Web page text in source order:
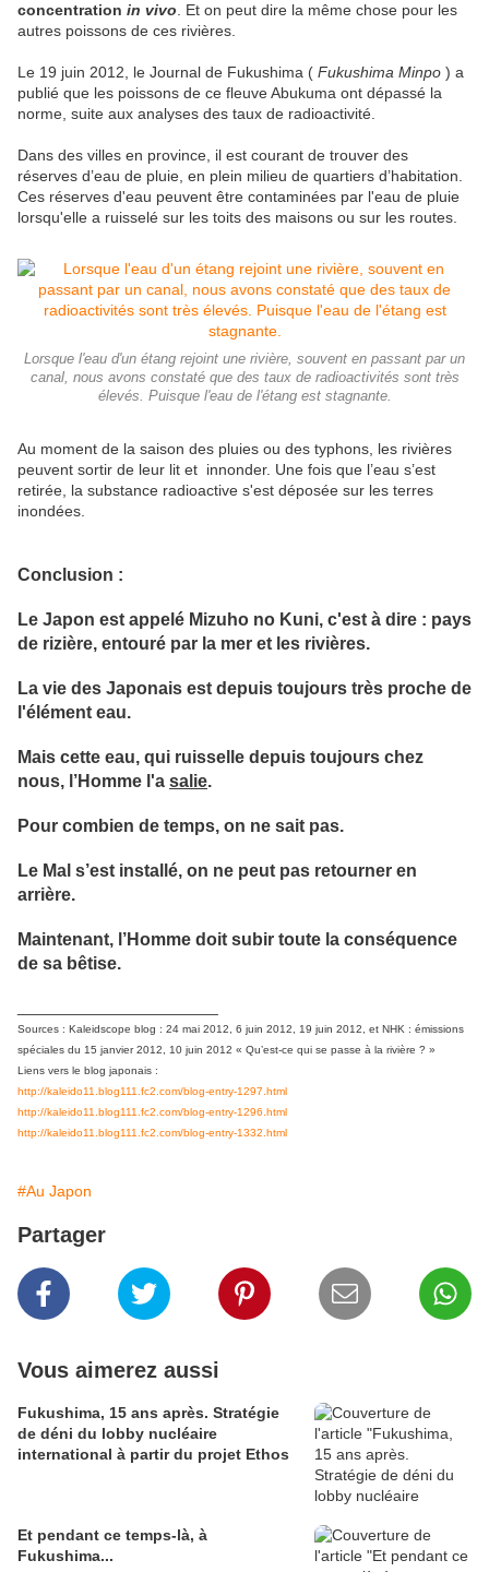
concentration in vivo . Et on peut dire la même chose pour les
autres poissons de ces rivières.
Le 19 juin 2012, le Journal de Fukushima ( Fukushima Minpo ) a
publié que les poissons de ce fleuve Abukuma ont dépassé la
norme, suite aux analyses des taux de radioactivité.
Dans des villes en province, il est courant de trouver des
réserves d’eau de pluie, en plein milieu de quartiers d’habitation.
Ces réserves d'eau peuvent être contaminées par l'eau de pluie
lorsqu'elle a ruisselé sur les toits des maisons ou sur les routes.
Lorsque l'eau d'un étang rejoint une rivière, souvent en passant par un
canal, nous avons constaté que des taux de radioactivités sont très
élevés. Puisque l'eau de l'étang est stagnante.
Au moment de la saison des pluies ou des typhons, les rivières
peuvent sortir de leur lit et innonder. Une fois que l’eau s’est
retirée, la substance radioactive s'est déposée sur les terres
inondées.
Conclusion :
Le Japon est appelé Mizuho no Kuni, c'est à dire : pays
de rizière, entouré par la mer et les rivières.
La vie des Japonais est depuis toujours très proche de
l'élément eau.
Mais cette eau, qui ruisselle depuis toujours chez
nous, l’Homme l'a salie.
Pour combien de temps, on ne sait pas.
Le Mal s’est installé, on ne peut pas retourner en
arrière.
Maintenant, l’Homme doit subir toute la conséquence
de sa bêtise.
Sources : Kaleidscope blog : 24 mai 2012, 6 juin 2012, 19 juin 2012, et NHK : émissions
spéciales du 15 janvier 2012, 10 juin 2012 « Qu’est-ce qui se passe à la rivière ? »
Liens vers le blog japonais :
http://kaleido11.blog111.fc2.com/blog-entry-1297.html
http://kaleido11.blog111.fc2.com/blog-entry-1296.html
http://kaleido11.blog111.fc2.com/blog-entry-1332.html
#Au Japon
Partager
Vous aimerez aussi
Fukushima, 15 ans après. Stratégie
de déni du lobby nucléaire
international à partir du projet Ethos
Et pendant ce temps-là, à
Fukushima...